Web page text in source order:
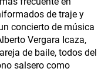
de traje y
concierto de música
Vergara Icaza,
de baile, todos del
salsero como